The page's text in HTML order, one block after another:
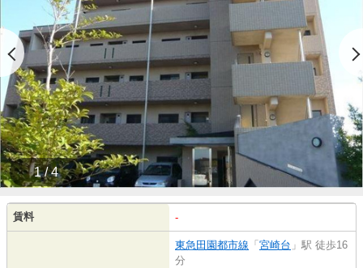
1 / 4
賃料 -
東急田園都市線 「 宮崎台 」駅 徒歩16
分